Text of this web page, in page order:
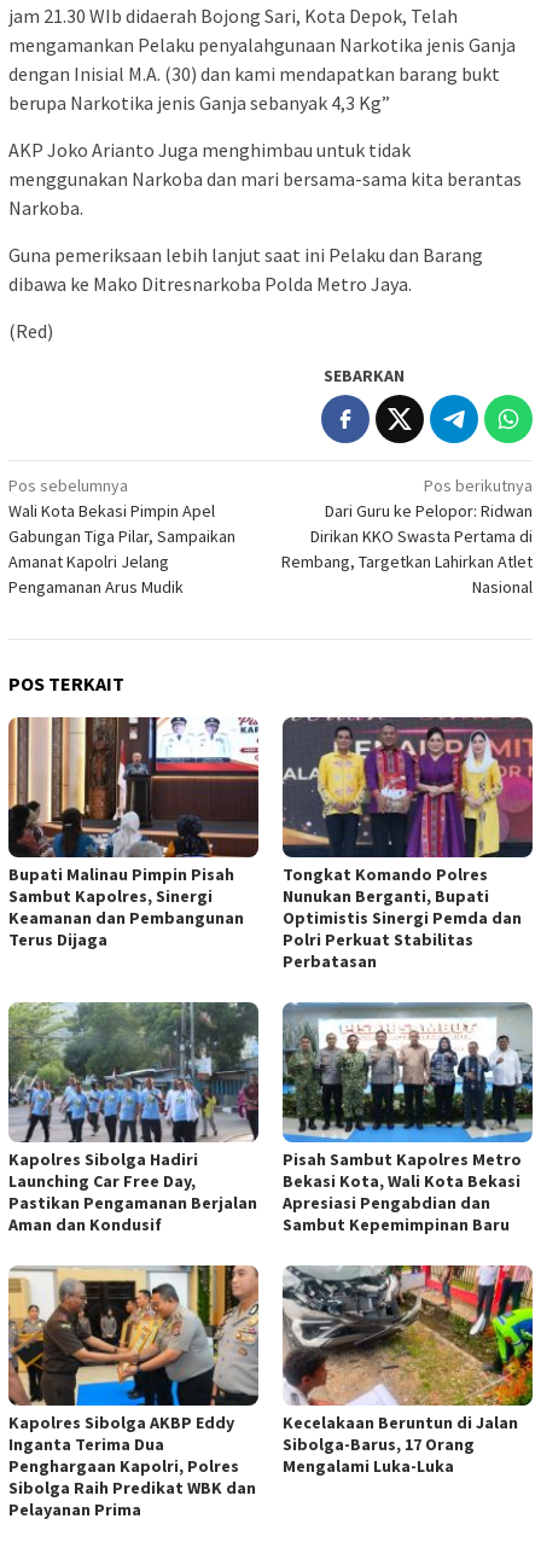
jam 21.30 WIb didaerah Bojong Sari, Kota Depok, Telah
mengamankan Pelaku penyalahgunaan Narkotika jenis Ganja
dengan Inisial M.A. (30) dan kami mendapatkan barang bukt
berupa Narkotika jenis Ganja sebanyak 4,3 Kg”
AKP Joko Arianto Juga menghimbau untuk tidak
menggunakan Narkoba dan mari bersama-sama kita berantas
Narkoba.
Guna pemeriksaan lebih lanjut saat ini Pelaku dan Barang
dibawa ke Mako Ditresnarkoba Polda Metro Jaya.
(Red)
SEBARKAN
Navigasi
pos
Pos sebelumnya
Wali Kota Bekasi Pimpin Apel
Gabungan Tiga Pilar, Sampaikan
Amanat Kapolri Jelang
Pengamanan Arus Mudik
Pos berikutnya
Dari Guru ke Pelopor: Ridwan
Dirikan KKO Swasta Pertama di
Rembang, Targetkan Lahirkan Atlet
Nasional
POS TERKAIT
Bupati Malinau Pimpin Pisah
Sambut Kapolres, Sinergi
Keamanan dan Pembangunan
Terus Dijaga
Tongkat Komando Polres
Nunukan Berganti, Bupati
Optimistis Sinergi Pemda dan
Polri Perkuat Stabilitas
Perbatasan
Kapolres Sibolga Hadiri
Launching Car Free Day,
Pastikan Pengamanan Berjalan
Aman dan Kondusif
Pisah Sambut Kapolres Metro
Bekasi Kota, Wali Kota Bekasi
Apresiasi Pengabdian dan
Sambut Kepemimpinan Baru
Kapolres Sibolga AKBP Eddy
Inganta Terima Dua
Penghargaan Kapolri, Polres
Sibolga Raih Predikat WBK dan
Pelayanan Prima
Kecelakaan Beruntun di Jalan
Sibolga-Barus, 17 Orang
Mengalami Luka-Luka